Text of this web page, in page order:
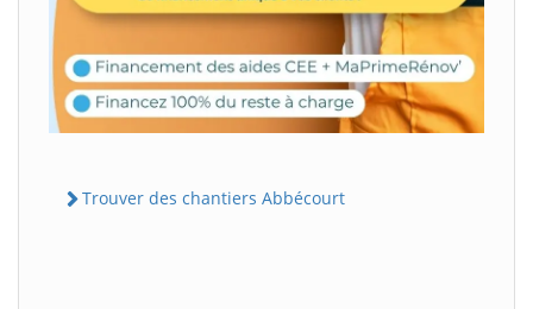
Trouver des chantiers Abbécourt